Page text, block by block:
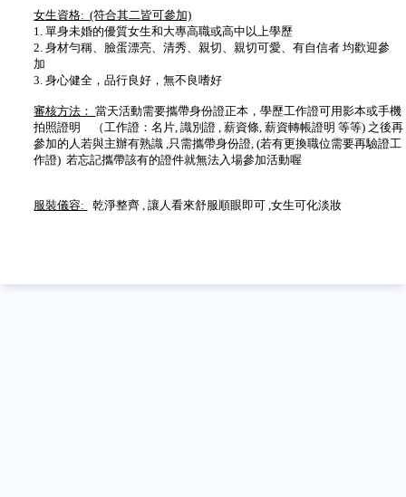
女生資格: (符合其二皆可參加)
1. 單身未婚的優質女生和大專高職或高中以上學歷
2. 身材勻稱、臉蛋漂亮、清秀、親切、親切可愛、有自信者 均歡迎參
加
3. 身心健全，品行良好，無不良嗜好
審核方法：當天活動需要攜帶身份證正本，學歷工作證可用影本或手機
拍照證明 （工作證：名片, 識別證 , 薪資條, 薪資轉帳證明 等等) 之後再
參加的人若與主辦有熟識 ,只需攜帶身份證, (若有更換職位需要再驗證工
作證) 若忘記攜帶該有的證件就無法入場參加活動喔
服裝儀容: 乾淨整齊 , 讓人看來舒服順眼即可 ,女生可化淡妝